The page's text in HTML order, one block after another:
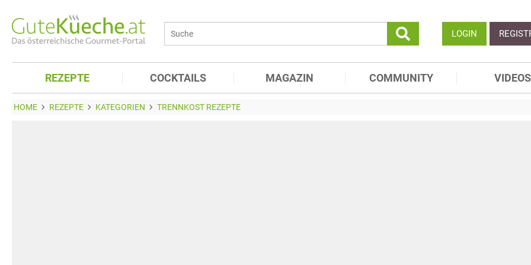
LOGIN
REZEPTE COCKTAILS MAGAZIN COMMUNITY VIDEOS
HOME REZEPTE KATEGORIEN TRENNKOST REZEPTE